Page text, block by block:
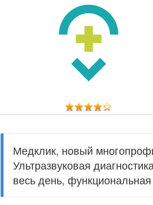
Медклик, новый
Ультразвуковая
весь день, функциональная